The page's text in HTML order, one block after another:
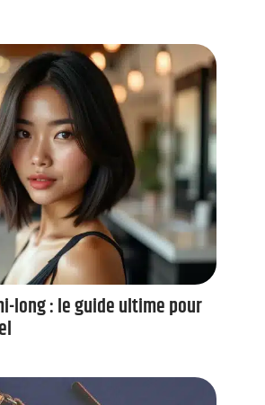
long : le guide ultime pour